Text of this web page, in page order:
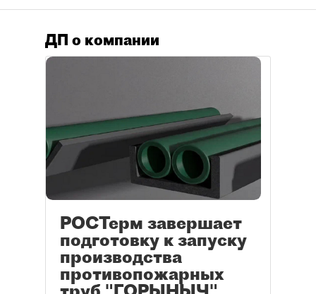
ДП о компании
РОСТерм завершает
подготовку к запуску
производства
противопожарных